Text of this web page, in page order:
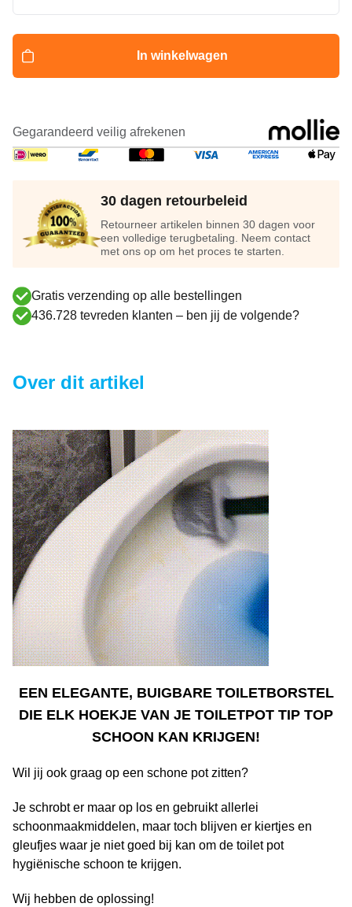
In winkelwagen
Gegarandeerd veilig afrekenen
30 dagen retourbeleid
Retourneer artikelen binnen 30 dagen voor
een volledige terugbetaling. Neem contact
met ons op om het proces te starten.
Gratis verzending op alle bestellingen
436.728 tevreden klanten – ben jij de volgende?
Over dit artikel
EEN ELEGANTE, BUIGBARE TOILETBORSTEL
DIE ELK HOEKJE VAN JE TOILETPOT TIP TOP
SCHOON KAN KRIJGEN!
Wil jij ook graag op een schone pot zitten?
Je schrobt er maar op los en gebruikt allerlei
schoonmaakmiddelen, maar toch blijven er kiertjes en
gleufjes waar je niet goed bij kan om de toilet pot
hygiënische schoon te krijgen.
Wij hebben de oplossing!